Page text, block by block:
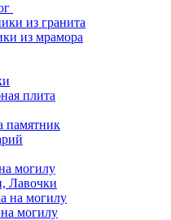
из гранита
из мрамора
плита
памятник
могилу
Лавочки
на могилу
могилу